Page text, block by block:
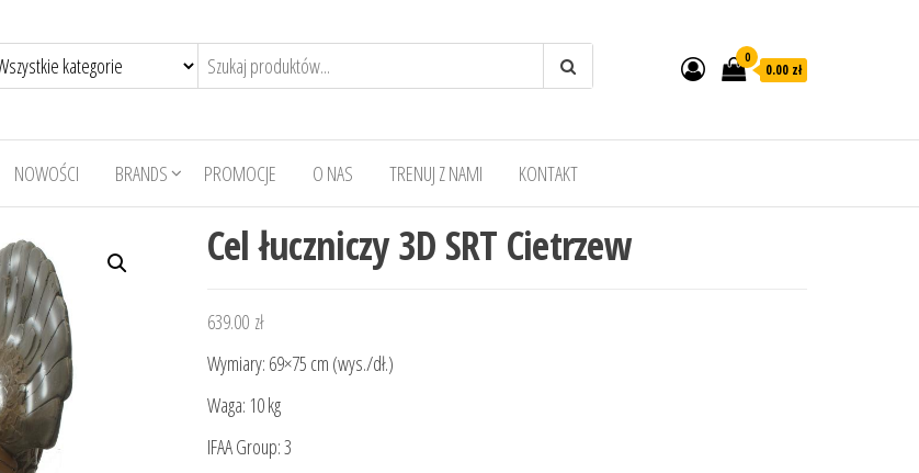
0
0.00 zł
NOWOŚCI BRANDS PROMOCJE O NAS TRENUJ Z NAMI KONTAKT
Cel łuczniczy 3D SRT Cietrzew
639.00 zł
Wymiary: 69×75 cm (wys./dł.)
Waga: 10 kg
IFAA Group: 3